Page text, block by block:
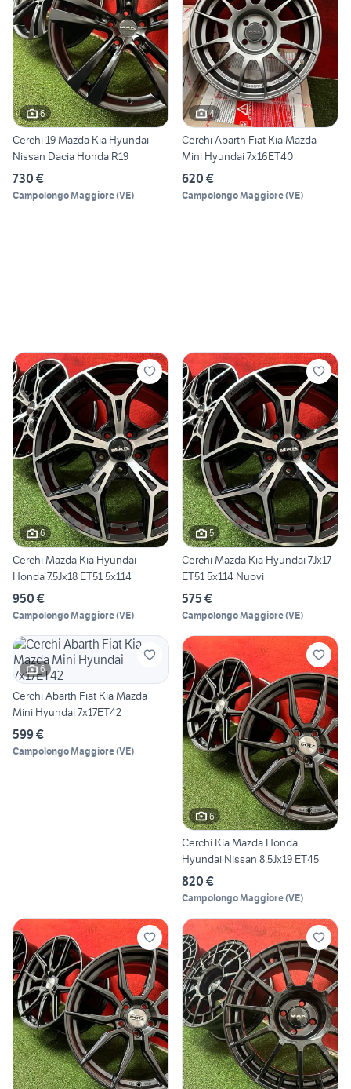
6
Cerchi 19 Mazda Kia Hyundai
Nissan Dacia Honda R19
730 €
Campolongo Maggiore(VE)
4
Cerchi Abarth Fiat Kia Mazda
Mini Hyundai 7x16ET40
620 €
Campolongo Maggiore(VE)
6
Cerchi Mazda Kia Hyundai
Honda 7.5Jx18 ET51 5x114
950 €
Campolongo Maggiore(VE)
5
Cerchi Mazda Kia Hyundai 7Jx17
ET51 5x114 Nuovi
575 €
Campolongo Maggiore(VE)
6
Cerchi Abarth Fiat Kia Mazda
Mini Hyundai 7x17ET42
599 €
Campolongo Maggiore(VE)
6
Cerchi Kia Mazda Honda
Hyundai Nissan 8.5Jx19 ET45
820 €
Campolongo Maggiore(VE)